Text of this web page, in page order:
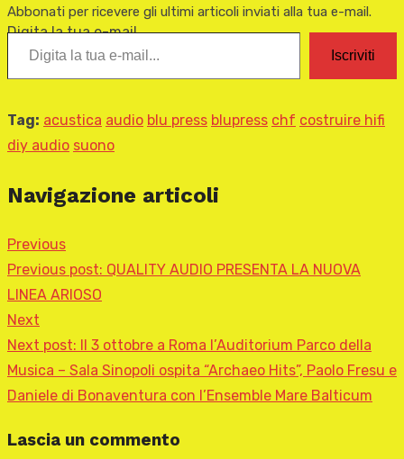
Abbonati per ricevere gli ultimi articoli inviati alla tua e-mail.
Digita la tua e-mail...
Iscriviti
Tag: acustica audio blu press blupress chf costruire hifi
diy audio suono
Navigazione articoli
Previous
Previous post: QUALITY AUDIO PRESENTA LA NUOVA
LINEA ARIOSO
Next
Next post: Il 3 ottobre a Roma l’Auditorium Parco della
Musica – Sala Sinopoli ospita “Archaeo Hits”, Paolo Fresu e
Daniele di Bonaventura con l’Ensemble Mare Balticum
Lascia un commento